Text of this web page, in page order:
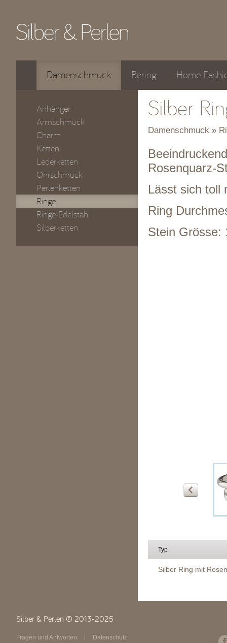
Damenschmuck Bering Home
Anhänger
Armschmuck
Charm
Ketten
Lederketten
Ohrschmuck
Perlenketten
Ringe
Ringe-Edelstahl
Silberketten
Silber
Damenschmuck »
Rosenquarz-
Lässt sich toll
Ring
Stein Grösse:
Typ
Silber Ring mit
Silber & Perlen © 2013-2025
Fragen und Antworten
Datenschutz